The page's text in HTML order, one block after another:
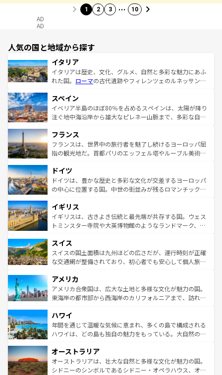
1 2 3 … 10
AD
AD
人気の国と地域から探す
イタリア
イタリアは歴史、文化、グルメ、自然と多彩な魅力にあふ
れた国。 ローマの古代遺跡やフィレンツェのルネッサンス
ろん、トスカーナの美しい田園風景やアマルフィ海岸の絶
景など、自然景観も見逃せない。観光の合間には、本場の
ピザやパスタなど、絶品のイタリア料理を堪能することも
ませてくれるイタリアで、忘れられない旅をしてみよう！
なお、新着のイタリア情報はコンテンツ一覧 を参照してほ
しい。
スペイン
イベリア半島のほぼ80％を占めるスペインは、太陽が降り
注ぐ地中海沿岸から雄大なピレネー山脈まで、多彩な自然
文化が根付くこの国では、情熱的なフラメンコ、熱気あふ
れる闘牛、そして美味しいタパスが生活の一部となってい
る。首都マドリードの洗練された雰囲気や、バルセロナの
の城塞都市、穏やかなビーチリゾートまで多彩な表情を見
せる。地方によって風土や気候が異なるスペインはその個
性で訪れる人を魅了する。 なお、新着のスペイン情報はコ
フランス
フランスは、世界中の旅行者を魅了し続けるヨーロッパ屈
指の観光地だ。首都パリのエッフェル塔やルーブル美術館
で、幅広い魅力が詰まっている。華麗な宮殿、歴史的な大
聖堂、美しいビーチ、そして豊かな自然が、訪れる者を心
から魅了する。また、フランスは美食の国としても知ら
いる。シャンパンの発祥地であるランス、プロヴァンスの
香り高いラベンダー畑など、多彩な楽しみ方が可能だ。さ
らに、パリ以外の地域にも魅力が溢れており、どの街角に
れる地方に足を運ぶとそれぞれで全く異なる文化を体験で
きるだろう。 なお、新着のフランス情報はコンテンツ一覧
を参照してほしい。
ドイツ
ドイツは、豊かな歴史と多彩な文化が交差するヨーロッパ
の中心に位置する国。中世の街並みが残るロマンチック街
顔を持つこの国は、どこを歩いても飽きることがない。ベ
ルリンの文化的活気、バイエルン州のアルプスの絶景、そ
してライン川沿いのワイン畑といった風景は必見。ビール
は、お酒好きな人にはぜひ体験してほしい。 なお、新着の
ドイツ情報はコンテンツ一覧を参照してほしい。
イギリス
イギリスは、古きよき伝統と最先端が共存する国。ウェス
トミンスター寺院や大英博物館のようなランドマーク、歴
リアごとに異なる魅力がある。また、優雅なアフタヌーン
ティー、ビール好きにはたまらない英国パブ、サッカー観
戦など、本場だからこそできる体験も豊富。イギリスを旅
ンツ一覧を参照してほしい。
スイス
スイスの国土面積は九州ほどの広さだが、運行時刻が正確
な交通網が整備されており、初心者でも安心して個人旅行
の建物がそのまま残る町や、スイスならではのユニークな
博物館もあり、アルプス観光だけでなく町歩きも満喫する
ことができる。国民の所得が高いため物価も高いが、旅行
ば市内交通費無料で観光を楽しむこともできる。 なお、新
着のスイス情報はコンテンツ一覧 を参照してほしい。
アメリカ
アメリカ合衆国は、広大な土地と多様な文化が魅力の国。
東海岸の都市部から西海岸のカリフォルニアまで、訪れる
のような巨大都市は、観光、ショッピング、エンターテイ
ンメントが詰まった刺激的なスポットだ。一方、アメリカ
西部には大自然が広がり、グランドキャニオンやイエロー
部のニューオーリンズでは、音楽と美食が融合した独特の
文化が魅力。旅行者はアメリカの各地域で異なる魅力を楽
しみながら、その多様性と豊かな歴史を感じることができ
ハワイ
年間を通じて温暖な気候に恵まれ、多くの島で構成される
ハワイは、どの島も独自の魅力をもっている。大自然の神
ワイ島は見逃せない。また、定番の観光地といえばオアフ
島だが、静かな自然を求めるならマウイ島やカウアイ島が
おすすめ。エメラルドグリーンに輝く海をはじめ、豊かな
オーストラリア
オーストラリアは、壮大な自然と多様な文化が魅力の国。
シドニーのシンボルであるシドニー・オペラハウス、オー